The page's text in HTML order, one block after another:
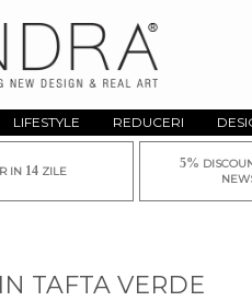
LIFESTYLE REDUCERI
IN 14ZILE
5%
TAFTA VERDE